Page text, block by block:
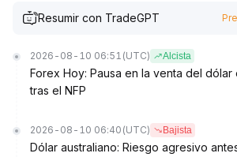
Resumir con TradeGPT
2026-08-10 06:51 (UTC) Alcista
Forex Hoy: Pausa en la venta del
tras el NFP
2026-08-10 06:40 (UTC) Bajista
Dólar australiano: Riesgo agresivo